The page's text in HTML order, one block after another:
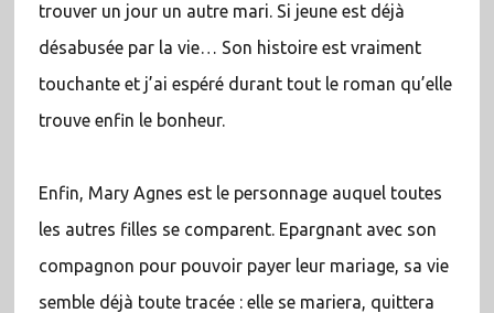
trouver un jour un autre mari. Si jeune est déjà
désabusée par la vie… Son histoire est vraiment
touchante et j’ai espéré durant tout le roman qu’elle
trouve enfin le bonheur.
Enfin, Mary Agnes est le personnage auquel toutes
les autres filles se comparent. Epargnant avec son
compagnon pour pouvoir payer leur mariage, sa vie
semble déjà toute tracée : elle se mariera, quittera